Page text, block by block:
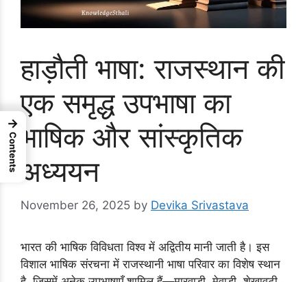
हाड़ौती भाषा: राजस्थान की
एक समृद्ध उपभाषा का
भाषिक और सांस्कृतिक
अध्ययन
November 26, 2025 by Devika Srivastava
भारत की भाषिक विविधता विश्व में अद्वितीय मानी जाती है। इस
विशाल भाषिक संरचना में राजस्थानी भाषा परिवार का विशेष स्थान
→
Contents